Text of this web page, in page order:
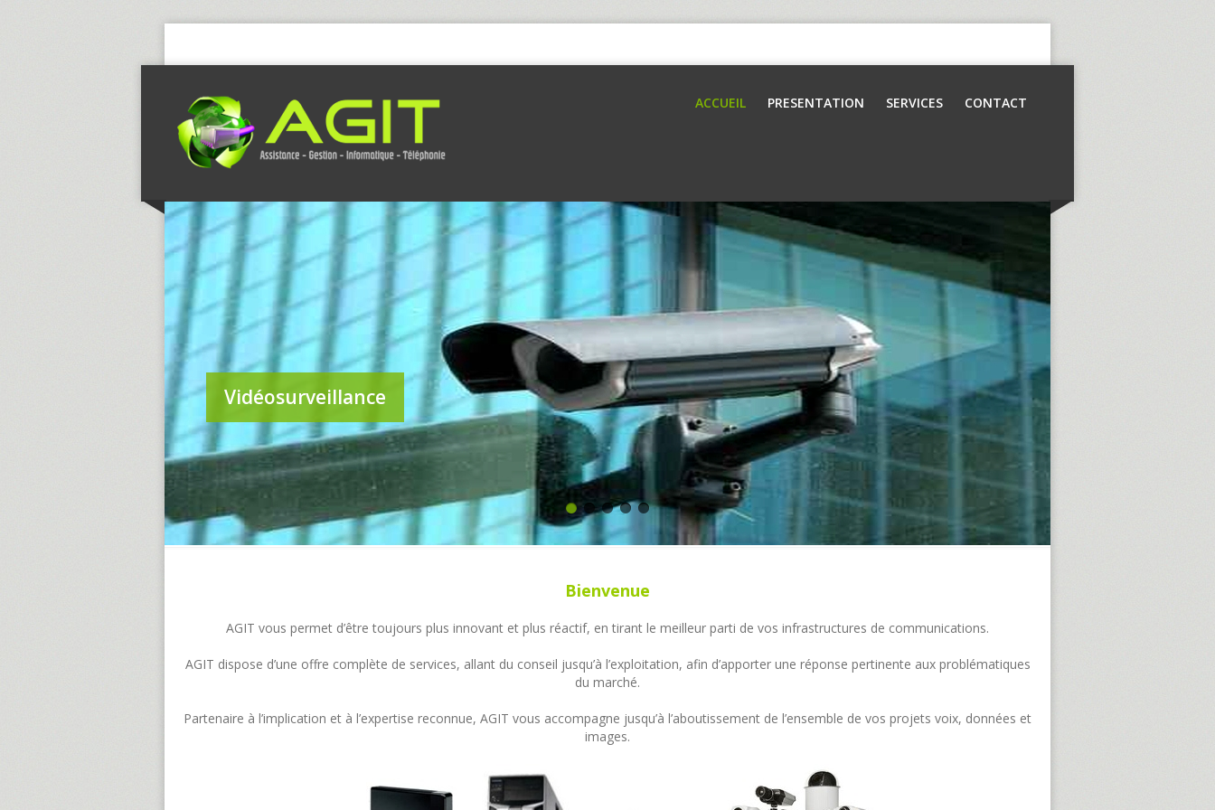
ACCUEIL PRESENTATION SERVICES CONTACT
Vidéosurveillance
Bienvenue
AGIT vous permet d’être toujours plus innovant et plus réactif, en tirant le meilleur parti de vos infrastructures de communications.
AGIT dispose d’une offre complète de services, allant du conseil jusqu’à l’exploitation, afin d’apporter une réponse pertinente aux problématiques
du marché.
Partenaire à l’implication et à l’expertise reconnue, AGIT vous accompagne jusqu’à l’aboutissement de l’ensemble de vos projets voix, données et
images.